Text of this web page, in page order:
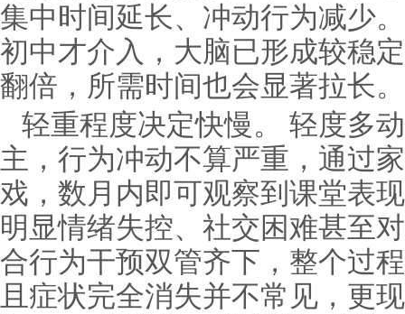
集中时间延长、冲动行为减少
初中才介入，大脑已形成较稳
翻倍，所需时间也会显著拉长。
轻重程度决定快慢。 轻度多
主，行为冲动不算严重，通过
戏，数月内即可观察到课堂表
明显情绪失控、社交困难甚至
合行为干预双管齐下，整个过
且症状完全消失并不常见，更